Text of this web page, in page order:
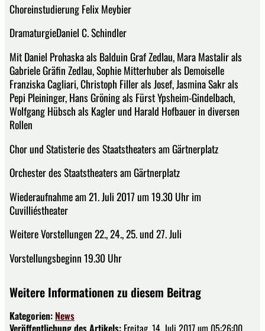
Choreinstudierung Felix Meybier
DramaturgieDaniel C. Schindler
Mit Daniel Prohaska als Balduin Graf Zedlau, Mara Mastalir als
Gabriele Gräfin Zedlau, Sophie Mitterhuber als Demoiselle
Franziska Cagliari, Christoph Filler als Josef, Jasmina Sakr als
Pepi Pleininger, Hans Gröning als Fürst Ypsheim-Gindelbach,
Wolfgang Hübsch als Kagler und Harald Hofbauer in diversen
Rollen
Chor und Statisterie des Staatstheaters am Gärtnerplatz
Orchester des Staatstheaters am Gärtnerplatz
Wiederaufnahme am 21. Juli 2017 um 19.30 Uhr im
Cuvilliéstheater
Weitere Vorstellungen 22., 24., 25. und 27. Juli
Vorstellungsbeginn 19.30 Uhr
Weitere Informationen zu diesem Beitrag
Kategorien: News
Veröffentlichung des Artikels: Freitag, 14. Juli 2017 um 05:26:00